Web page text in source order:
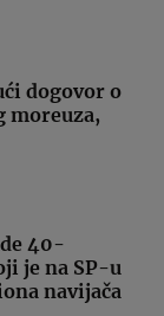
dogovor o
moreuza,
40-
je na SP-u
navijača